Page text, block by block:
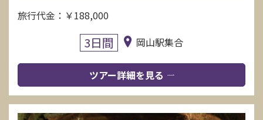
旅行代金：￥188,000
3日間 岡山駅集合
ツアー詳細を見る